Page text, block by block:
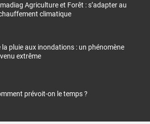
Agriculture et Forêt : s’adapter au
climatique
la pluie aux inondations : un phénomène
extrême
prévoit-on le temps ?